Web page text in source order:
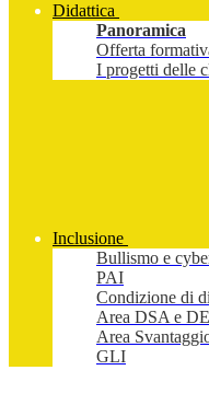
Didattica
Panoramica
Offerta
I progetti delle
Inclusione
Bullismo e
PAI
Condizione di
Area DSA e
Area
GLI